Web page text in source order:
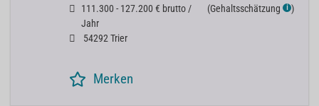
111.300 - 127.200 € brutto /
Jahr
(Gehaltsschätzung ℹ )
54292 Trier
Merken